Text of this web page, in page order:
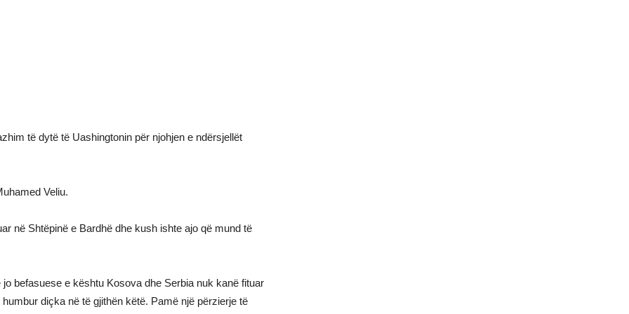
të dytë të Uashingtonin për njohjen e ndërsjellët
Veliu.
në Shtëpinë e Bardhë dhe kush ishte ajo që mund të
befasuese e kështu Kosova dhe Serbia nuk kanë fituar
diçka në të gjithën këtë. Pamë një përzierje të